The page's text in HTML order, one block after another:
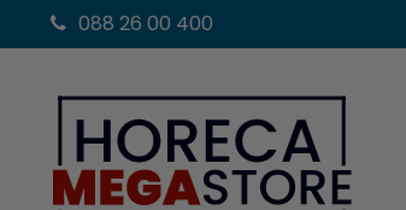
088 26 00 400